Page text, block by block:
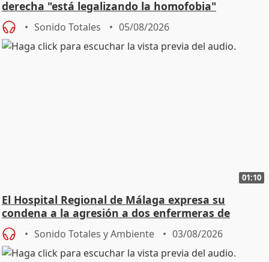
derecha "está legalizando la homofobia"
Sonido Totales 05/08/2026
01:10
El Hospital Regional de Málaga expresa su
condena a la agresión a dos enfermeras de
Urgencias
Sonido Totales y Ambiente 03/08/2026